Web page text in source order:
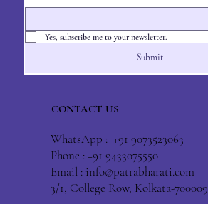
Yes, subscribe me to your newsletter.
Submit
CONTACT US
WhatsApp : +91 9073523063
Phone : +91 9433075550
Email : info@patrabharati.com
3/1, College Row, Kolkata-700009